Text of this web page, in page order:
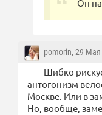
Он
pomorin, 29 Мая
Шибко
антогонизм
Москве. Или в
Но, вообще,